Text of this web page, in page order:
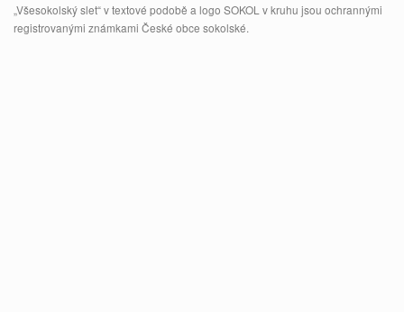
„Všesokolský slet“ v textové podobě a logo SOKOL v kruhu jsou ochrannými
registrovanými známkami České obce sokolské.